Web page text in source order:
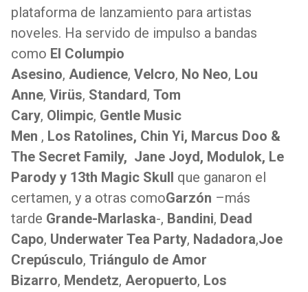
plataforma de lanzamiento para artistas
noveles. Ha servido de impulso a bandas
como El Columpio
Asesino, Audience, Velcro, No Neo, Lou
Anne, Virüs, Standard, Tom
Cary, Olimpic, Gentle Music
Men , Los Ratolines, Chin Yi, Marcus Doo &
The Secret Family, Jane Joyd, Modulok, Le
Parody y 13th Magic Skull que ganaron el
certamen, y a otras comoGarzón –más
tarde Grande-Marlaska-, Bandini, Dead
Capo, Underwater Tea Party, Nadadora,Joe
Crepúsculo, Triángulo de Amor
Bizarro, Mendetz, Aeropuerto, Los